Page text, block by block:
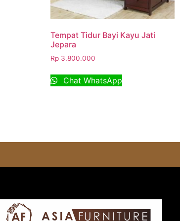
Tempat Tidur Bayi Kayu Jati
Jepara
Rp 3.800.000
Chat WhatsApp